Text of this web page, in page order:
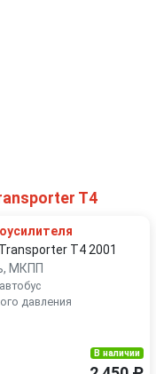
T4
T4 2001
МКПП
давления
В наличии